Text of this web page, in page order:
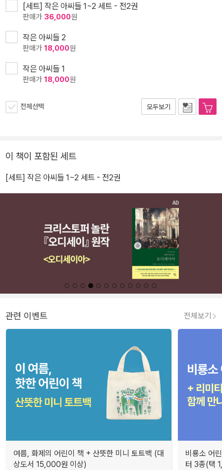
[세트] 작은 아씨들 1~2 세트 - 전2권
판매가 36,000원
작은 아씨들 2
판매가 18,000원
작은 아씨들 1
판매가 18,000원
전체선택 모두보기
이 책이 포함된 세트
[세트] 작은 아씨들 1~2 세트 - 전2권
관련 이벤트 전체보기
여름, 화제의 어린이 책 + 산뜻한 미니 토트백 (대
상도서 15,000원 이상)
비룡소 어
터 3종(택